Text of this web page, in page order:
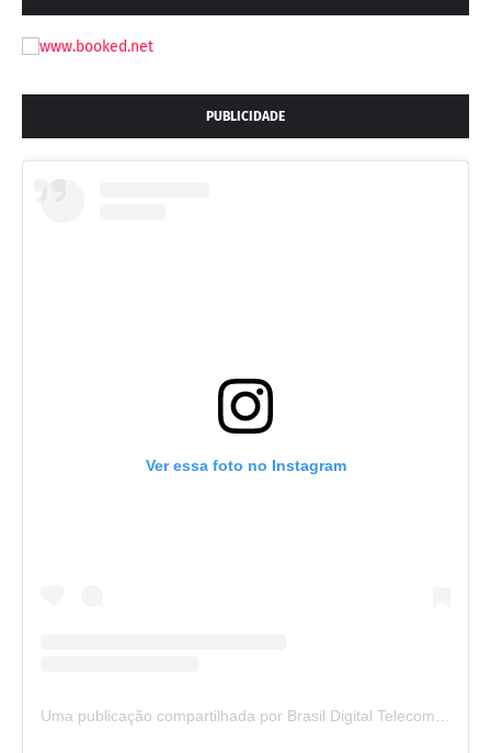
PUBLICIDADE
Ver essa foto no Instagram